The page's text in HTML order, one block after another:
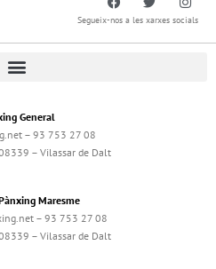
Segueix-nos a les xarxes socials
General
– 93 753 27 08
– Vilassar de Dalt
Maresme
– 93 753 27 08
– Vilassar de Dalt